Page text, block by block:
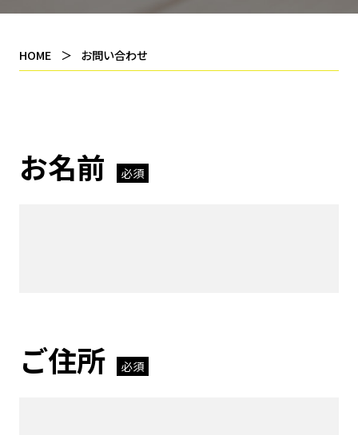
HOME お問い合わせ
お名前 必須
ご住所 必須